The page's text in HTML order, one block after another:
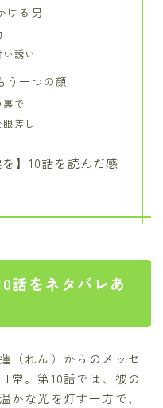
ける男
誘い
う一つの顔
裏で
差し
】10話を読んだ感
話をネタバレあ
（れん）からのメッセ
常。第10話では、彼の
かな光を灯す一方で、